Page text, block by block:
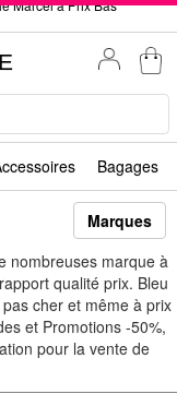
!
35 94 97
du lundi au vendredi
chez vous ?
Marcel à Prix Bas
Bagages
Marques
nombreuses marque à
qualité prix. Bleu
cher et même à prix
et Promotions -50%,
pour la vente de